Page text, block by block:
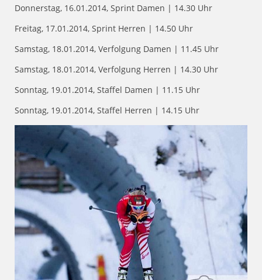
Donnerstag, 16.01.2014, Sprint Damen | 14.30 Uhr
Freitag, 17.01.2014, Sprint Herren | 14.50 Uhr
Samstag, 18.01.2014, Verfolgung Damen | 11.45 Uhr
Samstag, 18.01.2014, Verfolgung Herren | 14.30 Uhr
Sonntag, 19.01.2014, Staffel Damen | 11.15 Uhr
Sonntag, 19.01.2014, Staffel Herren | 14.15 Uhr